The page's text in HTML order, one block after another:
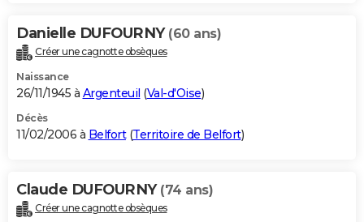
Danielle DUFOURNY (60 ans)
Créer une cagnotte obsèques
Naissance
26/11/1945 à Argenteuil (Val-d'Oise)
Décès
11/02/2006 à Belfort(Territoire de Belfort)
Claude DUFOURNY (74 ans)
Créer une cagnotte obsèques